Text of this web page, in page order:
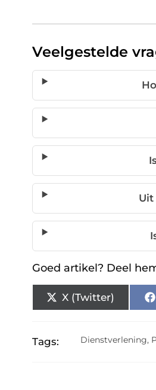
Veelgestelde
Uit
Goed artikel? Deel
X (Twitter)
Tags: Dienstverlening,